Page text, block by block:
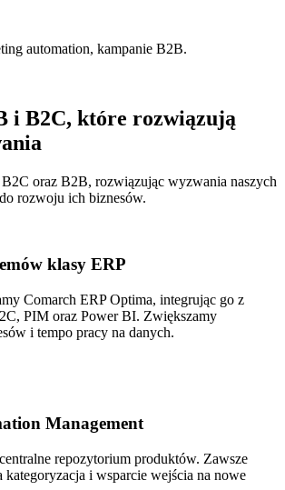
automation, kampanie B2B.
i B2C, które rozwiązują
oraz B2B, rozwiązując wyzwania naszych
rozwoju ich biznesów.
klasy ERP
Comarch ERP Optima, integrując go z
PIM oraz Power BI. Zwiększamy
i tempo pracy na danych.
Management
repozytorium produktów. Zawsze
kategoryzacja i wsparcie wejścia na nowe